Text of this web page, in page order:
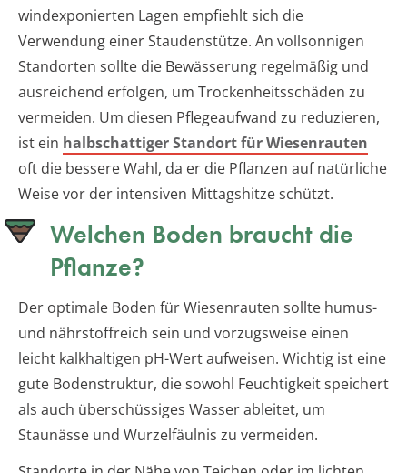
windexponierten Lagen empfiehlt sich die
Verwendung einer Staudenstütze. An vollsonnigen
Standorten sollte die Bewässerung regelmäßig und
ausreichend erfolgen, um Trockenheitsschäden zu
vermeiden. Um diesen Pflegeaufwand zu reduzieren,
ist ein halbschattiger Standort für Wiesenrauten
oft die bessere Wahl, da er die Pflanzen auf natürliche
Weise vor der intensiven Mittagshitze schützt.
Welchen Boden braucht die
Pflanze?
Der optimale Boden für Wiesenrauten sollte humus-
und nährstoffreich sein und vorzugsweise einen
leicht kalkhaltigen pH-Wert aufweisen. Wichtig ist eine
gute Bodenstruktur, die sowohl Feuchtigkeit speichert
als auch überschüssiges Wasser ableitet, um
Staunässe und Wurzelfäulnis zu vermeiden.